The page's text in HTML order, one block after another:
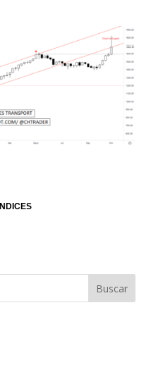
INDICES